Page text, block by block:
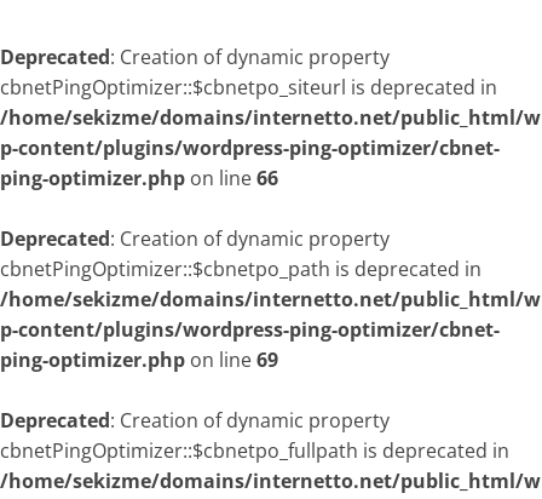
Deprecated: Creation of dynamic property
cbnetPingOptimizer::$cbnetpo_siteurl is deprecated in
/home/sekizme/domains/internetto.net/public_html/w
p-content/plugins/wordpress-ping-optimizer/cbnet-
ping-optimizer.php on line66
Deprecated: Creation of dynamic property
cbnetPingOptimizer::$cbnetpo_path is deprecated in
/home/sekizme/domains/internetto.net/public_html/w
p-content/plugins/wordpress-ping-optimizer/cbnet-
ping-optimizer.php on line69
Deprecated: Creation of dynamic property
cbnetPingOptimizer::$cbnetpo_fullpath is deprecated in
/home/sekizme/domains/internetto.net/public_html/w